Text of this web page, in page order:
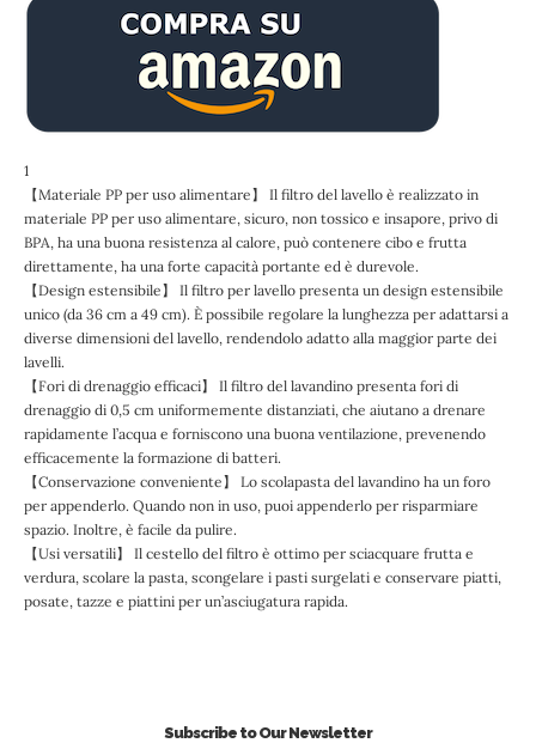
1
【Materiale PP per uso alimentare】 Il filtro del lavello è realizzato in
materiale PP per uso alimentare, sicuro, non tossico e insapore, privo di
BPA, ha una buona resistenza al calore, può contenere cibo e frutta
direttamente, ha una forte capacità portante ed è durevole.
【Design estensibile】 Il filtro per lavello presenta un design estensibile
unico (da 36 cm a 49 cm). È possibile regolare la lunghezza per adattarsi a
diverse dimensioni del lavello, rendendolo adatto alla maggior parte dei
lavelli.
【Fori di drenaggio efficaci】 Il filtro del lavandino presenta fori di
drenaggio di 0,5 cm uniformemente distanziati, che aiutano a drenare
rapidamente l’acqua e forniscono una buona ventilazione, prevenendo
efficacemente la formazione di batteri.
【Conservazione conveniente】 Lo scolapasta del lavandino ha un foro
per appenderlo. Quando non in uso, puoi appenderlo per risparmiare
spazio. Inoltre, è facile da pulire.
【Usi versatili】 Il cestello del filtro è ottimo per sciacquare frutta e
verdura, scolare la pasta, scongelare i pasti surgelati e conservare piatti,
posate, tazze e piattini per un’asciugatura rapida.
Subscribe to Our Newsletter